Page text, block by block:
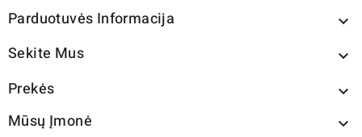
Parduotuvės Informacija 
Sekite Mus 
Prekės 
Mūsų Įmonė 